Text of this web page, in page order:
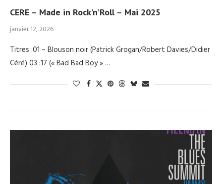
CERE – Made in Rock’n’Roll – Mai 2025
janvier 12, 2026
Titres :01 – Blouson noir (Patrick Grogan/Robert Davies/Didier
Céré) 03 :17 (« Bad Bad Boy » …